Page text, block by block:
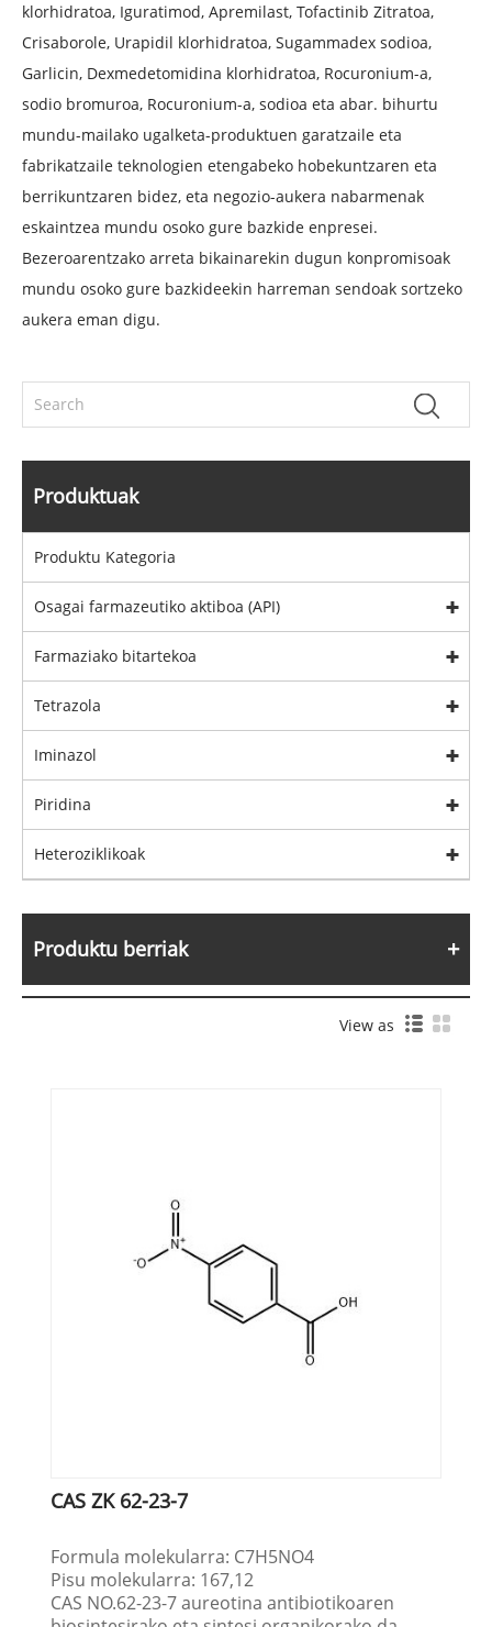
klorhidratoa, Iguratimod, Apremilast, Tofactinib Zitratoa,
Crisaborole, Urapidil klorhidratoa, Sugammadex sodioa,
Garlicin, Dexmedetomidina klorhidratoa, Rocuronium-a,
sodio bromuroa, Rocuronium-a, sodioa eta abar. bihurtu
mundu-mailako ugalketa-produktuen garatzaile eta
fabrikatzaile teknologien etengabeko hobekuntzaren eta
berrikuntzaren bidez, eta negozio-aukera nabarmenak
eskaintzea mundu osoko gure bazkide enpresei.
Bezeroarentzako arreta bikainarekin dugun konpromisoak
mundu osoko gure bazkideekin harreman sendoak sortzeko
aukera eman digu.
Produktuak
Produktu Kategoria
Osagai farmazeutiko aktiboa (API)
Farmaziako bitartekoa
Tetrazola
Iminazol
Piridina
Heteroziklikoak
Produktu berriak
View as
CAS ZK 62-23-7
Formula molekularra: C7H5NO4
Pisu molekularra: 167,12
CAS NO.62-23-7 aureotina antibiotikoaren